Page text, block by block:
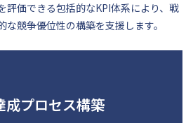
評価できる包括的なKPI体系により、戦
競争優位性の構築を支援します。
成プロセス構築